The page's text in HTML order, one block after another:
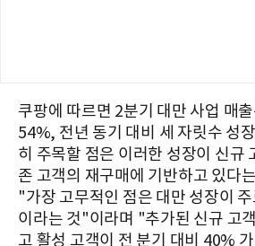
쿠팡에 따르면 2분기 대만 사업 매출
54%, 전년 동기 대비 세 자릿수 성
히 주목할 점은 이러한 성장이 신규
존 고객의 재구매에 기반하고 있다
"가장 고무적인 점은 대만 성장이
이라는 것"이라며 "추가된 신규 고
고 활성 고객이 전 분기 대비 40%